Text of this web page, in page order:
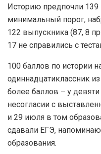
Историю предпочли
минимальный порог,
122 выпускника (87, 8
17 не справились с
100 баллов по истории
одиннадцатиклассник
более баллов – у
несогласии с
и 29 июля в том
сдавали ЕГЭ,
образования.